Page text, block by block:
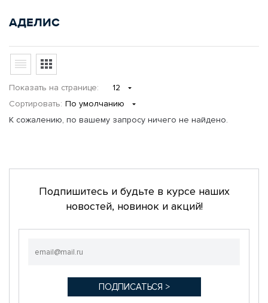
АДЕЛИС
Показать на странице:
12
Сортировать: По умолчанию
К сожалению, по вашему запросу ничего не найдено.
Подпишитесь и будьте в курсе наших
новостей, новинок и акций!